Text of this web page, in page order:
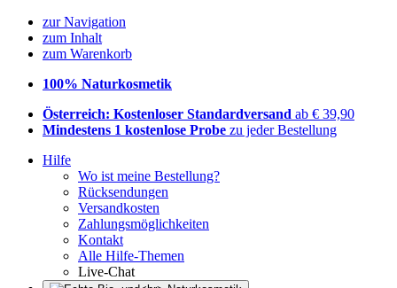
zur Navigation
zum Inhalt
zum Warenkorb
100% Naturkosmetik
Österreich: Kostenloser Standardversand ab € 39,90
Mindestens 1 kostenlose Probe zu jeder Bestellung
Hilfe
Wo ist meine Bestellung?
Rücksendungen
Versandkosten
Zahlungsmöglichkeiten
Kontakt
Alle Hilfe-Themen
Live-Chat